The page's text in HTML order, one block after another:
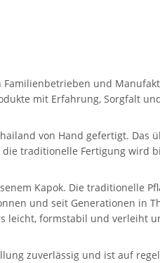
und
mit Erfahrung, Sorgfalt
von Hand gefertigt. Das
traditionelle Fertigung wird
Kapok. Die traditionelle
und seit Generationen in
leicht, formstabil und verleiht
zuverlässig und ist auf